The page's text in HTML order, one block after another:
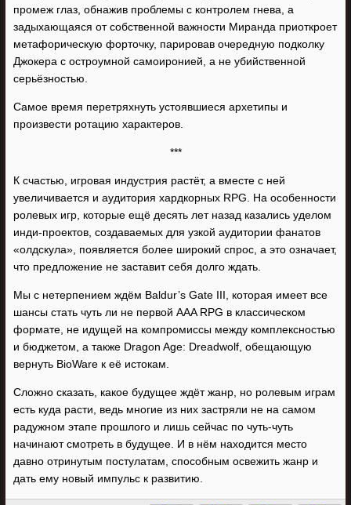
промеж глаз, обнажив проблемы с контролем гнева, а
задыхающаяся от собственной важности Миранда приоткроет
метафорическую форточку, парировав очередную подколку
Джокера с остроумной самоиронией, а не убийственной
серьёзностью.
Самое время перетряхнуть устоявшиеся архетипы и
произвести ротацию характеров.
***
К счастью, игровая индустрия растёт, а вместе с ней
увеличивается и аудитория хардкорных RPG. На особенности
ролевых игр, которые ещё десять лет назад казались уделом
инди-проектов, создаваемых для узкой аудитории фанатов
«олдскула», появляется более широкий спрос, а это означает,
что предложение не заставит себя долго ждать.
Мы с нетерпением ждём Baldur’s Gate III, которая имеет все
шансы стать чуть ли не первой AAA RPG в классическом
формате, не идущей на компромиссы между комплексностью
и бюджетом, а также Dragon Age: Dreadwolf, обещающую
вернуть BioWare к её истокам.
Сложно сказать, какое будущее ждёт жанр, но ролевым играм
есть куда расти, ведь многие из них застряли не на самом
радужном этапе прошлого и лишь сейчас по чуть-чуть
начинают смотреть в будущее. И в нём находится место
давно отринутым постулатам, способным освежить жанр и
дать ему новый импульс к развитию.